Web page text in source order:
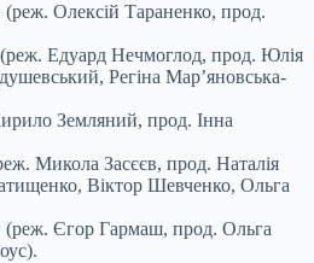
Олексій Тараненко, прод.
Едуард Нечмоглод, прод. Юлія
Регіна Мар’яновська-
Земляний, прод. Інна
Микола Засєєв, прод. Наталія
Віктор Шевченко, Ольга
(реж. Єгор Гармаш, прод. Ольга